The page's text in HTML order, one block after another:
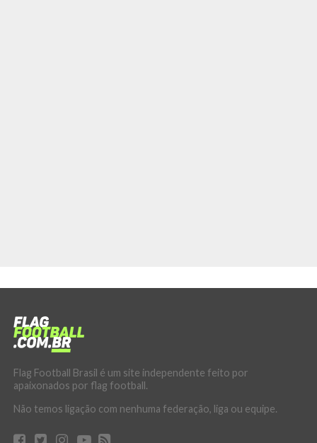
Flag Football Brasil é um site independente feito por
apaixonados por flag football.
Não temos ligação com nenhuma federação, liga ou equipe.